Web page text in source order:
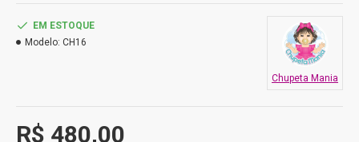
R$ 480,00
EM ESTOQUE
Modelo: CH16
Chupeta Mania